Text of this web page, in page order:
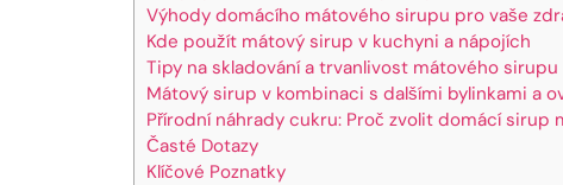
Výhody domácího mátového sirupu pro vaše
Kde použít mátový sirup v kuchyni a nápojích
Tipy na skladování a trvanlivost mátového sirupu
Mátový sirup v kombinaci s dalšími bylinkami a
Přírodní náhrady cukru: Proč zvolit domácí
Časté Dotazy
Klíčové Poznatky